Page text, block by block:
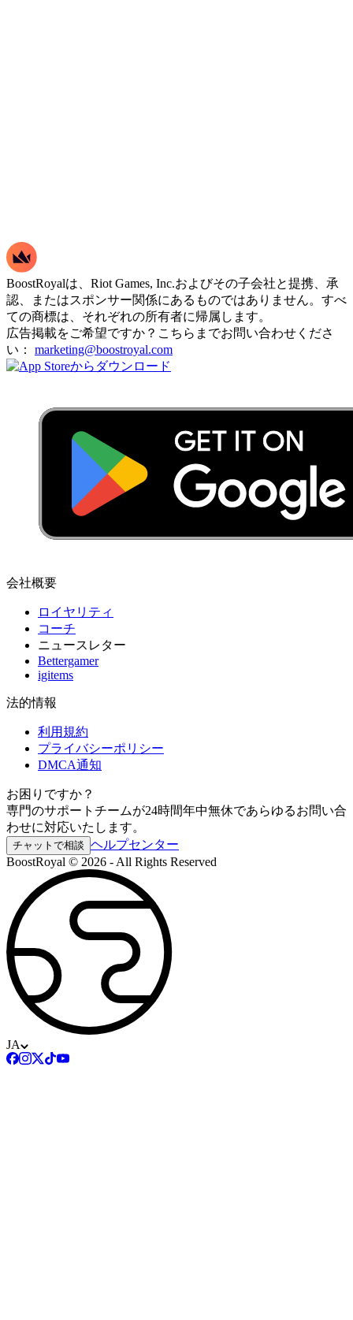
BoostRoyalは、Riot Games, Inc.およびその子会社と提携、承
認、またはスポンサー関係にあるものではありません。すべ
ての商標は、それぞれの所有者に帰属します。
広告掲載をご希望ですか？こちらまでお問い合わせくださ
い： marketing@boostroyal.com
会社概要
ロイヤリティ
コーチ
ニュースレター
Bettergamer
igitems
法的情報
利用規約
プライバシーポリシー
DMCA通知
お困りですか？
専門のサポートチームが24時間年中無休であらゆるお問い合
わせに対応いたします。
チャットで相談 ヘルプセンター
BoostRoyal © 2026 - All Rights Reserved
JA